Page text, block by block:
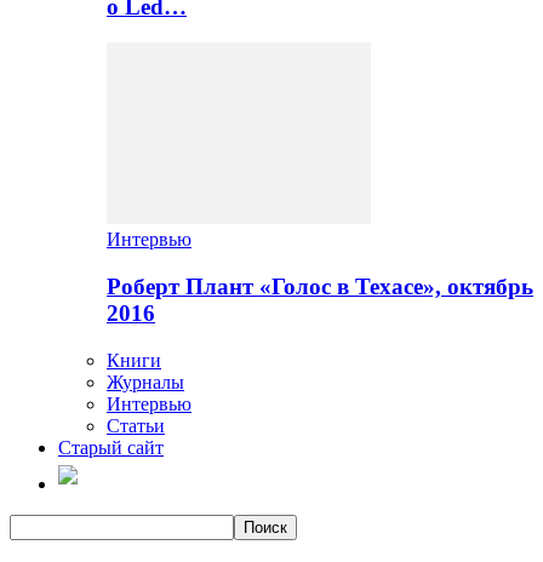
о Led…
Интервью
Роберт Плант «Голос в Техасе», октябрь
2016
Книги
Журналы
Интервью
Статьи
Старый сайт